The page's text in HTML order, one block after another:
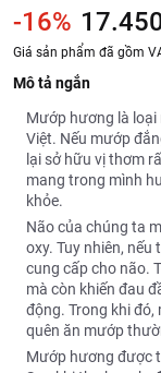
-16%
Giá sản phẩm đã gồm
Mô tả ngắn
Mướp hương là loại
Việt. Nếu mướp
lại sở hữu vị thơm
mang trong mình
khỏe.
Não của chúng ta
oxy. Tuy nhiên,
cung cấp cho não.
mà còn khiến đau
động. Trong khi
quên ăn mướp
Mướp hương được